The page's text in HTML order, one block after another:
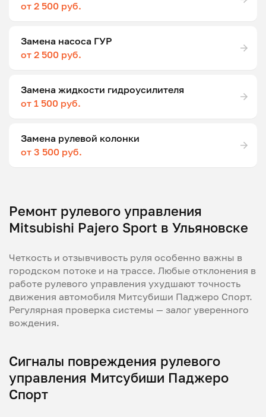
от 2 500 руб.
Замена насоса ГУР
от 2 500 руб.
Замена жидкости гидроусилителя
от 1 500 руб.
Замена рулевой колонки
от 3 500 руб.
Ремонт рулевого управления
Mitsubishi Pajero Sport в Ульяновске
Четкость и отзывчивость руля особенно важны в
городском потоке и на трассе. Любые отклонения в
работе рулевого управления ухудшают точность
движения автомобиля Митсубиши Паджеро Спорт.
Регулярная проверка системы — залог уверенного
вождения.
Сигналы повреждения рулевого
управления Митсубиши Паджеро
Спорт